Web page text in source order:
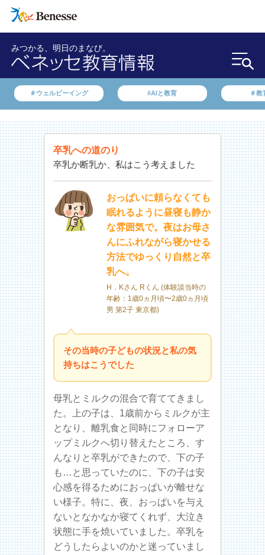
みつかる、明日のまなび。
＃ウェルビーイング #AIと教育 ＃教
卒乳への道のり
卒乳か断乳か、私はこう考えました
おっぱいに頼らなくても
眠れるように昼寝も静か
な雰囲気で。夜はお母さ
んにふれながら寝かせる
方法でゆっくり自然と卒
乳へ。
H．Kさん Rくん (体験談当時の
年齢：1歳0ヵ月頃〜2歳0ヵ月頃
男 第2子 東京都)
その当時の子どもの状況と私の気
持ちはこうでした
母乳とミルクの混合で育ててきまし
た。上の子は、1歳前からミルクが主
となり、離乳食と同時にフォローア
ップミルクへ切り替えたところ、す
んなりと卒乳ができたので、下の子
も…と思っていたのに、下の子は安
心感を得るためにおっぱいが離せな
い様子。特に、夜、おっぱいを与え
ないとなかなか寝てくれず、大泣き
状態に手を焼いていました。卒乳を
どうしたらよいのかと迷っていまし